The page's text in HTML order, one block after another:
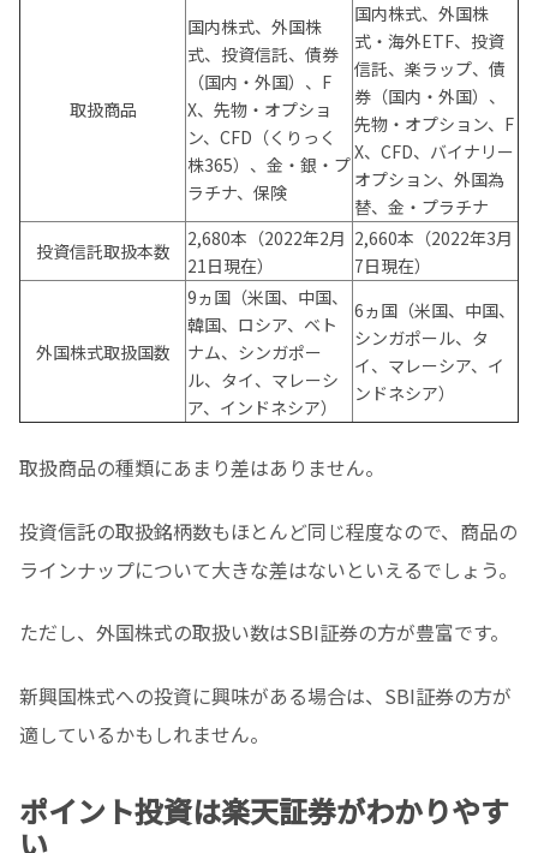
取扱商品
国内株式、外国株
式、投資信託、債券
（国内・外国）、F
X、先物・オプショ
ン、CFD（くりっく
株365）、金・銀・プ
ラチナ、保険
国内株式、外国株
式・海外ETF、投資
信託、楽ラップ、債
券（国内・外国）、
先物・オプション、F
X、CFD、バイナリー
オプション、外国為
替、金・プラチナ
投資信託取扱本数
2,680本（2022年2月
21日現在）
2,660本（2022年3月
7日現在）
外国株式取扱国数
9ヵ国（米国、中国、
韓国、ロシア、ベト
ナム、シンガポー
ル、タイ、マレーシ
ア、インドネシア）
6ヵ国（米国、中国、
シンガポール、タ
イ、マレーシア、イ
ンドネシア）
取扱商品の種類にあまり差はありません。
投資信託の取扱銘柄数もほとんど同じ程度なので、商品の
ラインナップについて大きな差はないといえるでしょう。
ただし、外国株式の取扱い数はSBI証券の方が豊富です。
新興国株式への投資に興味がある場合は、SBI証券の方が
適しているかもしれません。
ポイント投資は楽天証券がわかりやす
い